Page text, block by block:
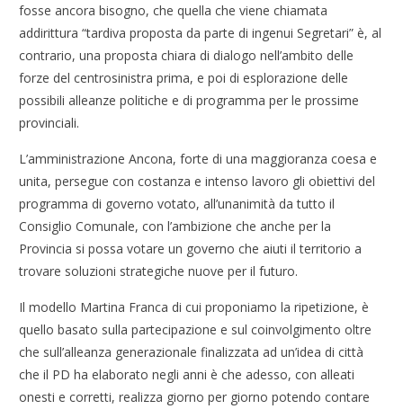
fosse ancora bisogno, che quella che viene chiamata
addirittura “tardiva proposta da parte di ingenui Segretari” è, al
contrario, una proposta chiara di dialogo nell’ambito delle
forze del centrosinistra prima, e poi di esplorazione delle
possibili alleanze politiche e di programma per le prossime
provinciali.
L’amministrazione Ancona, forte di una maggioranza coesa e
unita, persegue con costanza e intenso lavoro gli obiettivi del
programma di governo votato, all’unanimità da tutto il
Consiglio Comunale, con l’ambizione che anche per la
Provincia si possa votare un governo che aiuti il territorio a
trovare soluzioni strategiche nuove per il futuro.
Il modello Martina Franca di cui proponiamo la ripetizione, è
quello basato sulla partecipazione e sul coinvolgimento oltre
che sull’alleanza generazionale finalizzata ad un’idea di città
che il PD ha elaborato negli anni è che adesso, con alleati
onesti e corretti, realizza giorno per giorno potendo contare